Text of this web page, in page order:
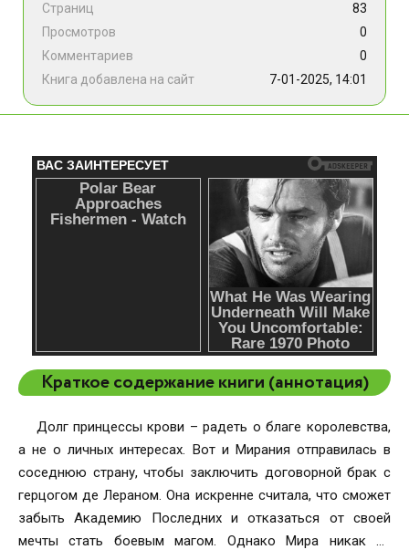
Страниц
83
Просмотров
0
Комментариев
0
Книга добавлена на сайт
7-01-2025, 14:01
Краткое содержание книги (аннотация)
Долг принцессы крови – радеть о благе королевства,
а не о личных интересах. Вот и Мирания отправилась в
соседнюю страну, чтобы заключить договорной брак с
герцогом де Лераном. Она искренне считала, что сможет
забыть Академию Последних и отказаться от своей
мечты стать боевым магом. Однако Мира никак не